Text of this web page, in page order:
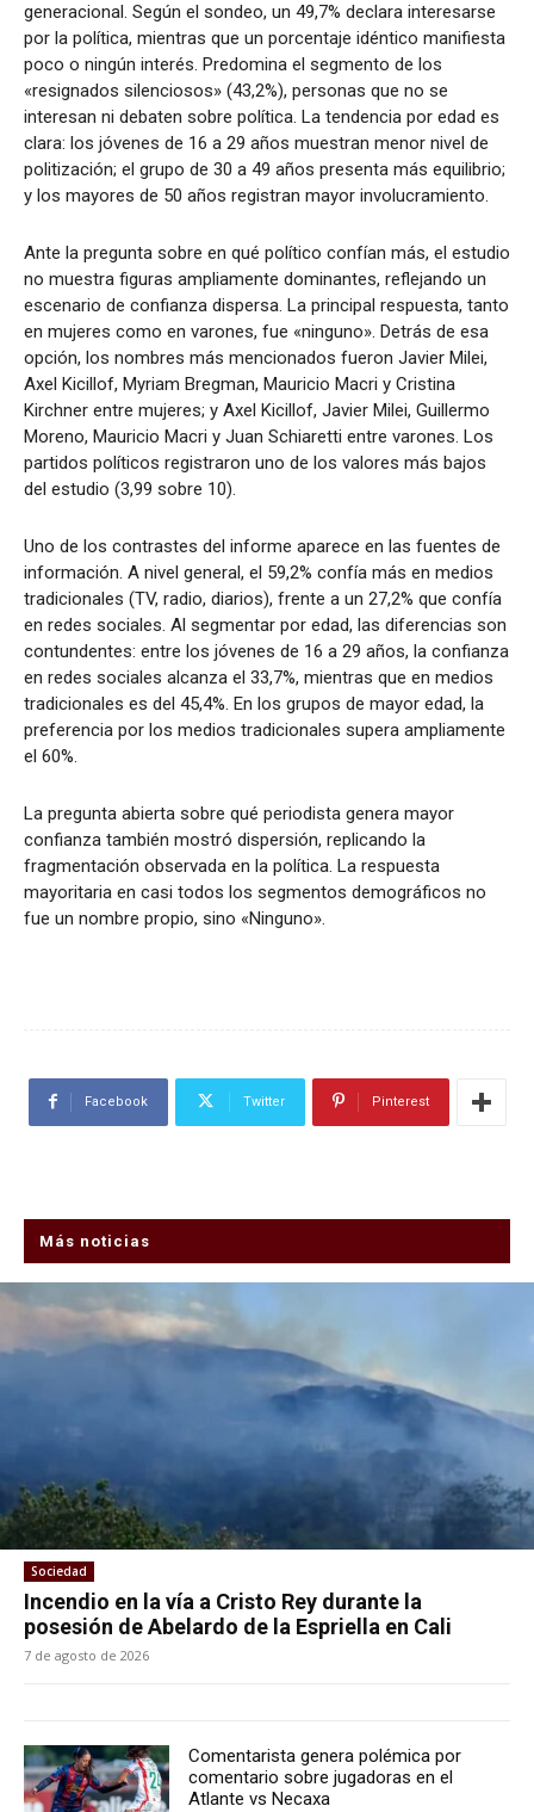
generacional. Según el sondeo, un 49,7% declara interesarse
por la política, mientras que un porcentaje idéntico manifiesta
poco o ningún interés. Predomina el segmento de los
«resignados silenciosos» (43,2%), personas que no se
interesan ni debaten sobre política. La tendencia por edad es
clara: los jóvenes de 16 a 29 años muestran menor nivel de
politización; el grupo de 30 a 49 años presenta más equilibrio;
y los mayores de 50 años registran mayor involucramiento.
Ante la pregunta sobre en qué político confían más, el estudio
no muestra figuras ampliamente dominantes, reflejando un
escenario de confianza dispersa. La principal respuesta, tanto
en mujeres como en varones, fue «ninguno». Detrás de esa
opción, los nombres más mencionados fueron Javier Milei,
Axel Kicillof, Myriam Bregman, Mauricio Macri y Cristina
Kirchner entre mujeres; y Axel Kicillof, Javier Milei, Guillermo
Moreno, Mauricio Macri y Juan Schiaretti entre varones. Los
partidos políticos registraron uno de los valores más bajos
del estudio (3,99 sobre 10).
Uno de los contrastes del informe aparece en las fuentes de
información. A nivel general, el 59,2% confía más en medios
tradicionales (TV, radio, diarios), frente a un 27,2% que confía
en redes sociales. Al segmentar por edad, las diferencias son
contundentes: entre los jóvenes de 16 a 29 años, la confianza
en redes sociales alcanza el 33,7%, mientras que en medios
tradicionales es del 45,4%. En los grupos de mayor edad, la
preferencia por los medios tradicionales supera ampliamente
el 60%.
La pregunta abierta sobre qué periodista genera mayor
confianza también mostró dispersión, replicando la
fragmentación observada en la política. La respuesta
mayoritaria en casi todos los segmentos demográficos no
fue un nombre propio, sino «Ninguno».
Facebook Twitter Pinterest
Más noticias
Sociedad
Incendio en la vía a Cristo Rey durante la
posesión de Abelardo de la Espriella en Cali
7 de agosto de 2026
Comentarista genera polémica por
comentario sobre jugadoras en el
Atlante vs Necaxa